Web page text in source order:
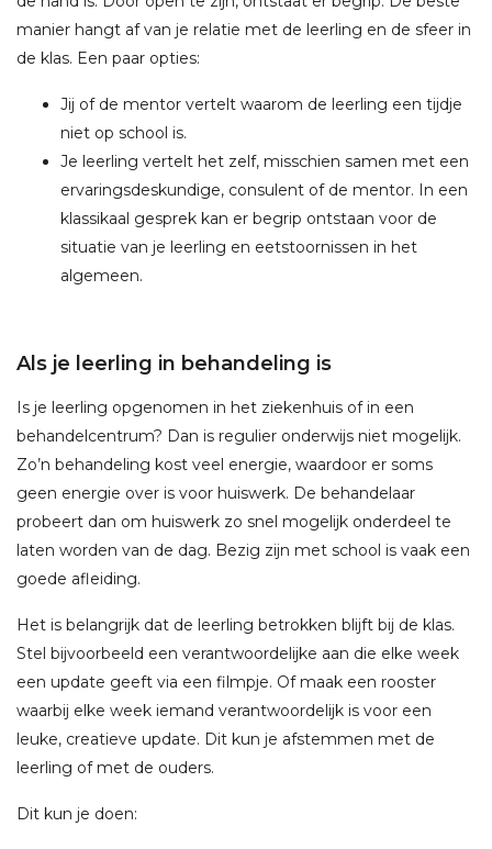
manier hangt af van je relatie met de leerling en de sfeer in
de klas. Een paar opties:
Jij of de mentor vertelt waarom de leerling een tijdje
niet op school is.
Je leerling vertelt het zelf, misschien samen met een
ervaringsdeskundige, consulent of de mentor. In een
klassikaal gesprek kan er begrip ontstaan voor de
situatie van je leerling en eetstoornissen in het
algemeen.
Als je leerling in behandeling is
Is je leerling opgenomen in het ziekenhuis of in een
behandelcentrum? Dan is regulier onderwijs niet mogelijk.
Zo’n behandeling kost veel energie, waardoor er soms
geen energie over is voor huiswerk. De behandelaar
probeert dan om huiswerk zo snel mogelijk onderdeel te
laten worden van de dag. Bezig zijn met school is vaak een
goede afleiding.
Het is belangrijk dat de leerling betrokken blijft bij de klas.
Stel bijvoorbeeld een verantwoordelijke aan die elke week
een update geeft via een filmpje. Of maak een rooster
waarbij elke week iemand verantwoordelijk is voor een
leuke, creatieve update. Dit kun je afstemmen met de
leerling of met de ouders.
Dit kun je doen: